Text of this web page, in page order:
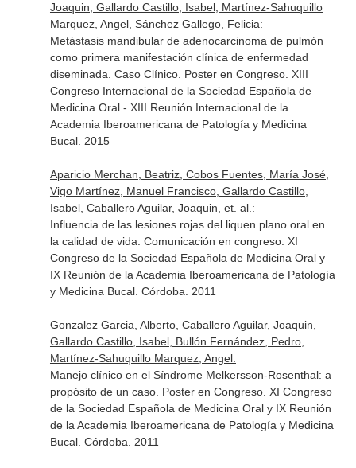
Joaquin, Gallardo Castillo, Isabel, Martínez-Sahuquillo
Marquez, Angel, Sánchez Gallego, Felicia:
Metástasis mandibular de adenocarcinoma de pulmón
como primera manifestación clínica de enfermedad
diseminada. Caso Clínico. Poster en Congreso. XIII
Congreso Internacional de la Sociedad Española de
Medicina Oral - XIII Reunión Internacional de la
Academia Iberoamericana de Patología y Medicina
Bucal. 2015
Aparicio Merchan, Beatriz, Cobos Fuentes, María José,
Vigo Martínez, Manuel Francisco, Gallardo Castillo,
Isabel, Caballero Aguilar, Joaquin, et. al.:
Influencia de las lesiones rojas del liquen plano oral en
la calidad de vida. Comunicación en congreso. XI
Congreso de la Sociedad Española de Medicina Oral y
IX Reunión de la Academia Iberoamericana de Patología
y Medicina Bucal. Córdoba. 2011
Gonzalez Garcia, Alberto, Caballero Aguilar, Joaquin,
Gallardo Castillo, Isabel, Bullón Fernández, Pedro,
Martínez-Sahuquillo Marquez, Angel:
Manejo clínico en el Síndrome Melkersson-Rosenthal: a
propósito de un caso. Poster en Congreso. XI Congreso
de la Sociedad Española de Medicina Oral y IX Reunión
de la Academia Iberoamericana de Patología y Medicina
Bucal. Córdoba. 2011